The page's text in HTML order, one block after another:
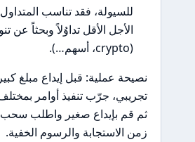
فقد تناسب المتداول قصير/متوسط
الأقل تداوُلاً وبحثاً عن تنويع بالأدوات
عملية: قبل إيداع مبلغ كبير – افتح حساب
جرّب تنفيذ أوامر بمختلف أحجام العقود،
بإيداع صغير واطلب سحب تجريبي لاختبار
والرسوم الخفية.